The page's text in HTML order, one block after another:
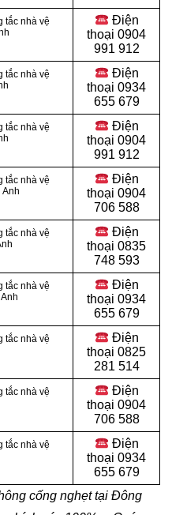
tắc nhà vệ
Điện
thoại 0904
991 912
tắc nhà vệ
Điện
thoại 0934
655 679
tắc nhà vệ
Điện
thoại 0904
991 912
tắc nhà vệ
Điện
thoại 0904
706 588
tắc nhà vệ
Điện
thoại 0835
748 593
tắc nhà vệ
Điện
thoại 0934
655 679
tắc nhà vệ
Điện
thoại 0825
281 514
tắc nhà vệ
Điện
thoại 0904
706 588
tắc nhà vệ
Điện
thoại 0934
655 679
cống nghẹt tại Đông